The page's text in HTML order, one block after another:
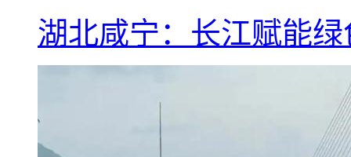
湖北咸宁：长江赋能